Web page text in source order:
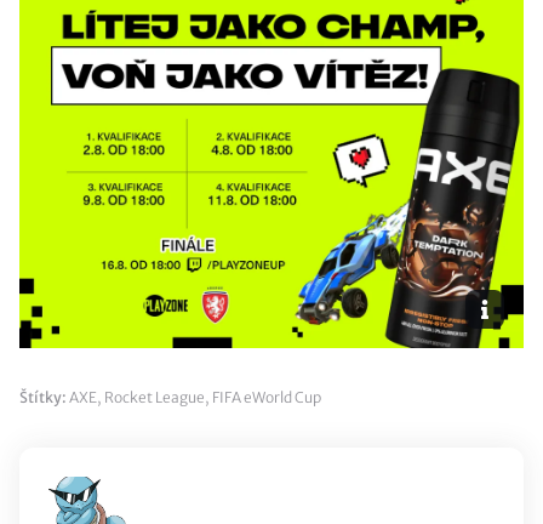
Štítky: AXE, Rocket League, FIFA eWorld Cup